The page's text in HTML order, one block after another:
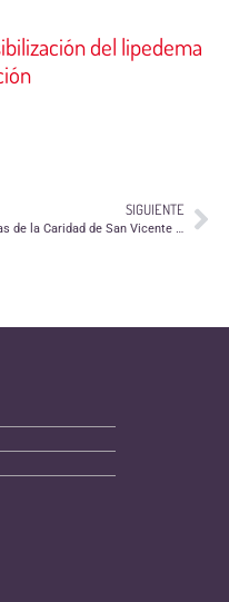
del lipedema
SIGUIENTE
Hijas de la Caridad de San Vicente de Paúl necesitan una persona para acompañar a niños al colegio